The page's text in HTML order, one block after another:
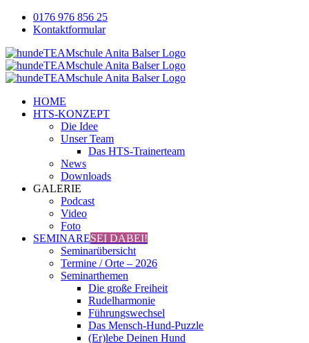
Zum
Inhalt
0176 976 856 25
Kontaktformular
Facebook
YouTube
Instagram
HOME
HTS-KONZEPT
Die Idee
Unser Team
Das HTS-Trainerteam
News
Downloads
GALERIE
Podcast
Video
Foto
SEMINARESEI DABEI!
Seminarübersicht
Termine / Orte – 2026
Seminarthemen
Die große Freiheit
Rudelharmonie
Führungswechsel
Das Mensch-Hund-Puzzle
(Er)lebe Deinen Hund